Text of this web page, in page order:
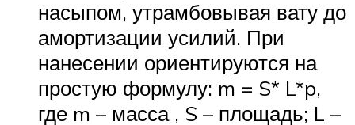
насыпом, утрамбовывая вату до
амортизации усилий. При
нанесении ориентируются на
простую формулу: m = S* L*p,
где m – масса , S – площадь; L –